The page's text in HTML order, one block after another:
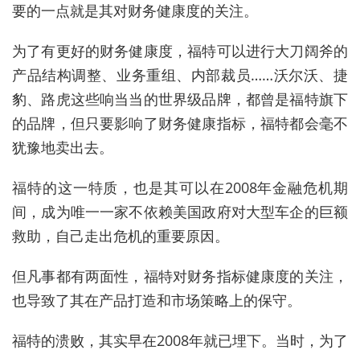
要的一点就是其对财务健康度的关注。
为了有更好的财务健康度，福特可以进行大刀阔斧的
产品结构调整、业务重组、内部裁员……沃尔沃、捷
豹、路虎这些响当当的世界级品牌，都曾是福特旗下
的品牌，但只要影响了财务健康指标，福特都会毫不
犹豫地卖出去。
福特的这一特质，也是其可以在2008年金融危机期
间，成为唯一一家不依赖美国政府对大型车企的巨额
救助，自己走出危机的重要原因。
但凡事都有两面性，福特对财务指标健康度的关注，
也导致了其在产品打造和市场策略上的保守。
福特的溃败，其实早在2008年就已埋下。当时，为了